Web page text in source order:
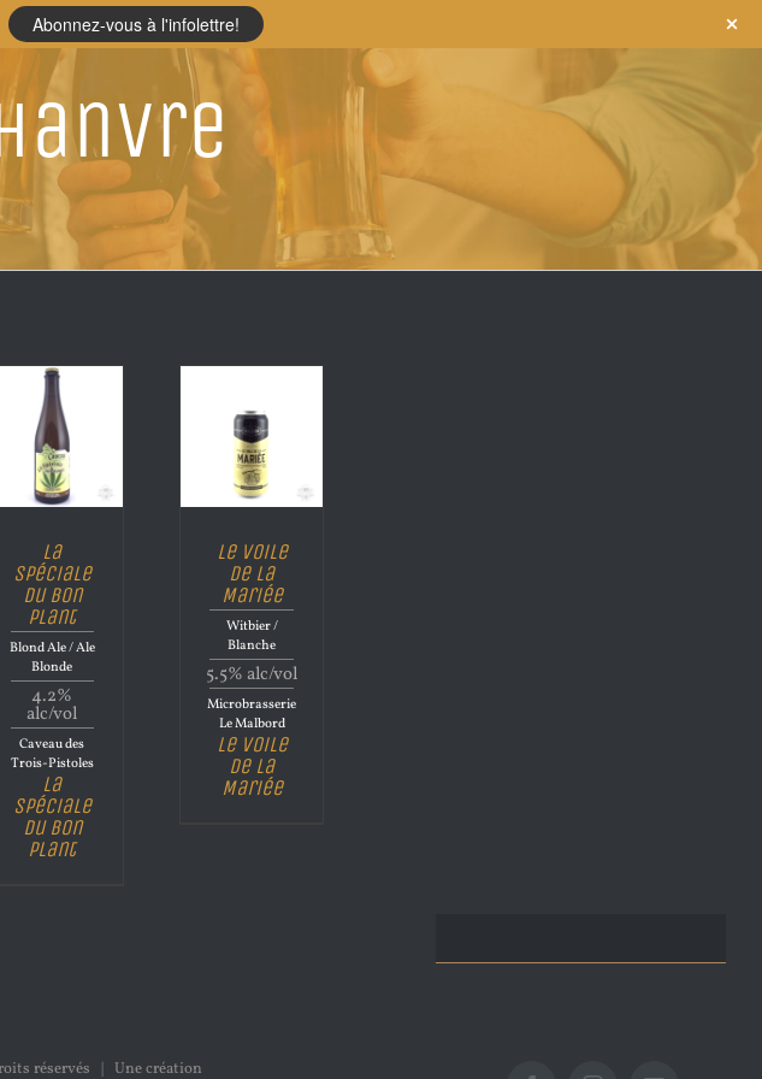
La
Spéciale
Du Bon
Plant
Blond Ale / Ale
Blonde
4.2%
alc/vol
Caveau des
Trois-Pistoles
La
Spéciale
Du Bon
Plant
Le Voile
de la
Mariée
Witbier /
Blanche
5.5% alc/vol
Microbrasserie
Le Malbord
Le Voile
de la
Mariée
réservés | Une création
Abonnez-vous à l'infolettre!